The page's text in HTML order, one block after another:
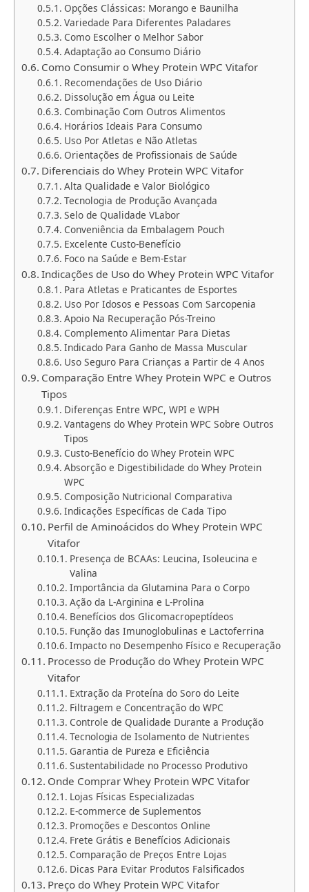
Opções Clássicas: Morango e Baunilha
Variedade Para Diferentes Paladares
Como Escolher o Melhor Sabor
Adaptação ao Consumo Diário
Como Consumir o Whey Protein WPC Vitafor
Recomendações de Uso Diário
Dissolução em Água ou Leite
Combinação Com Outros Alimentos
Horários Ideais Para Consumo
Uso Por Atletas e Não Atletas
Orientações de Profissionais de Saúde
Diferenciais do Whey Protein WPC Vitafor
Alta Qualidade e Valor Biológico
Tecnologia de Produção Avançada
Selo de Qualidade VLabor
Conveniência da Embalagem Pouch
Excelente Custo-Benefício
Foco na Saúde e Bem-Estar
Indicações de Uso do Whey Protein WPC Vitafor
Para Atletas e Praticantes de Esportes
Uso Por Idosos e Pessoas Com Sarcopenia
Apoio Na Recuperação Pós-Treino
Complemento Alimentar Para Dietas
Indicado Para Ganho de Massa Muscular
Uso Seguro Para Crianças a Partir de 4 Anos
Comparação Entre Whey Protein WPC e Outros
Tipos
Diferenças Entre WPC, WPI e WPH
Vantagens do Whey Protein WPC Sobre Outros
Tipos
Custo-Benefício do Whey Protein WPC
Absorção e Digestibilidade do Whey Protein
WPC
Composição Nutricional Comparativa
Indicações Específicas de Cada Tipo
Perfil de Aminoácidos do Whey Protein WPC
Vitafor
Presença de BCAAs: Leucina, Isoleucina e
Valina
Importância da Glutamina Para o Corpo
Ação da L-Arginina e L-Prolina
Benefícios dos Glicomacropeptídeos
Função das Imunoglobulinas e Lactoferrina
Impacto no Desempenho Físico e Recuperação
Processo de Produção do Whey Protein WPC
Vitafor
Extração da Proteína do Soro do Leite
Filtragem e Concentração do WPC
Controle de Qualidade Durante a Produção
Tecnologia de Isolamento de Nutrientes
Garantia de Pureza e Eficiência
Sustentabilidade no Processo Produtivo
Onde Comprar Whey Protein WPC Vitafor
Lojas Físicas Especializadas
E-commerce de Suplementos
Promoções e Descontos Online
Frete Grátis e Benefícios Adicionais
Comparação de Preços Entre Lojas
Dicas Para Evitar Produtos Falsificados
Preço do Whey Protein WPC Vitafor